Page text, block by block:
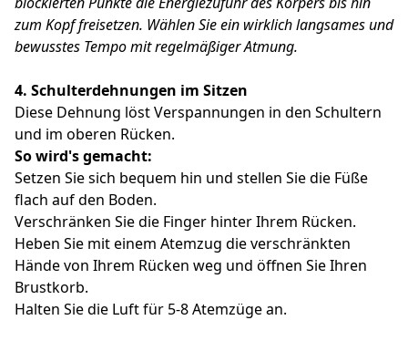
zum Kopf freisetzen. Wählen Sie ein wirklich langsames und
bewusstes Tempo mit regelmäßiger Atmung.
4. Schulterdehnungen im Sitzen
Diese Dehnung löst Verspannungen in den Schultern
und im oberen Rücken.
So wird's gemacht:
Setzen Sie sich bequem hin und stellen Sie die Füße
flach auf den Boden.
Verschränken Sie die Finger hinter Ihrem Rücken.
Heben Sie mit einem Atemzug die verschränkten
Hände von Ihrem Rücken weg und öffnen Sie Ihren
Brustkorb.
Halten Sie die Luft für 5-8 Atemzüge an.